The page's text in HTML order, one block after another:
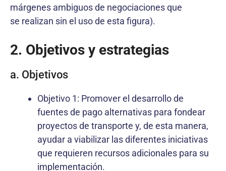
márgenes ambiguos de negociaciones que
se realizan sin el uso de esta figura).
2. Objetivos y estrategias
a. Objetivos
Objetivo 1: Promover el desarrollo de
fuentes de pago alternativas para fondear
proyectos de transporte y, de esta manera,
ayudar a viabilizar las diferentes iniciativas
que requieren recursos adicionales para su
implementación.